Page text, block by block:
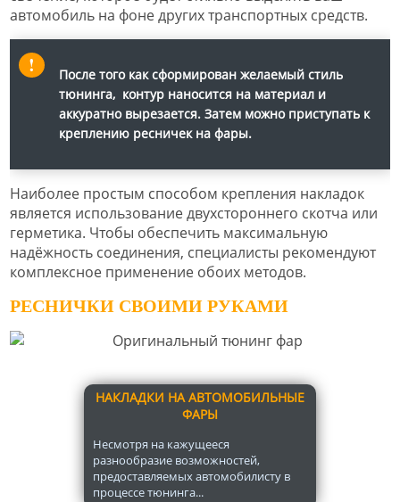
автомобиль на фоне других транспортных средств.
После того как сформирован желаемый стиль
тюнинга, контур наносится на материал и
аккуратно вырезается. Затем можно приступать к
креплению ресничек на фары.
Наиболее простым способом крепления накладок
является использование двухстороннего скотча или
герметика. Чтобы обеспечить максимальную
надёжность соединения, специалисты рекомендуют
комплексное применение обоих методов.
РЕСНИЧКИ СВОИМИ РУКАМИ
НАКЛАДКИ НА АВТОМОБИЛЬНЫЕ
ФАРЫ
Несмотря на кажущееся
разнообразие возможностей,
предоставляемых автомобилисту в
процессе тюнинга...